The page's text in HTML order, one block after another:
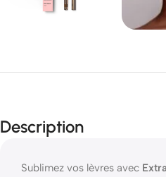
Description
Sublimez vos lèvres avec